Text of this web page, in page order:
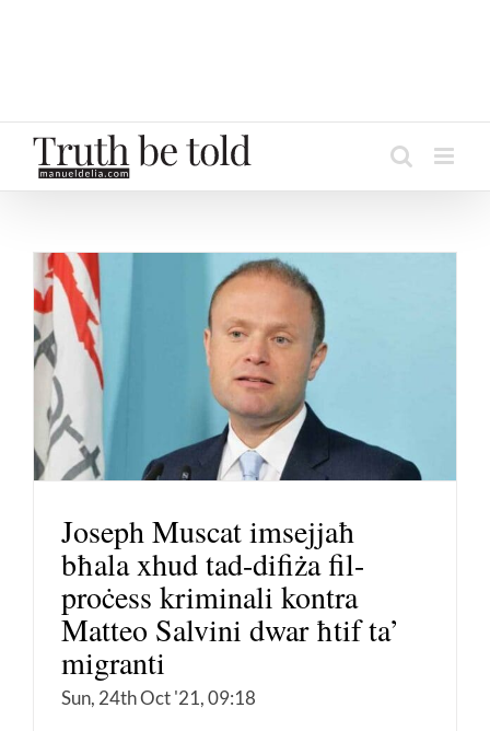
Joseph Muscat imsejjaħ
bħala xhud tad-difiża fil-
proċess kriminali kontra
Matteo Salvini dwar ħtif ta’
migranti
Sun, 24th Oct '21, 09:18